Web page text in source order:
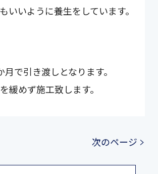
いいように養生をしています。
月で引き渡しとなります。
緩めず施工致します。
次のページ